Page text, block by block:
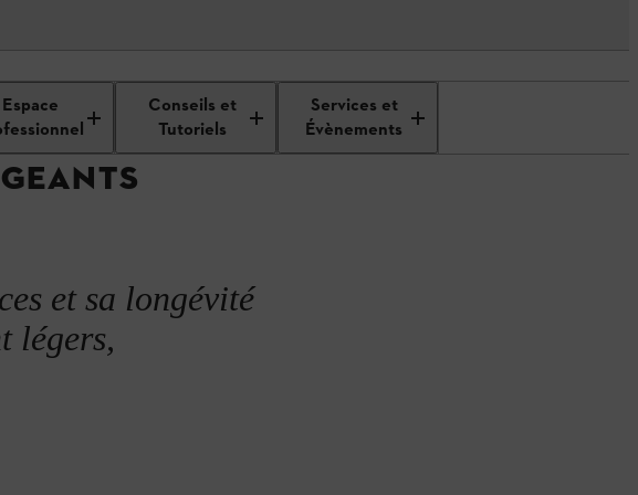
Espace
Conseils et
Tutoriels
Services et
Évènements
de STIHL
et sa longévité
légers,